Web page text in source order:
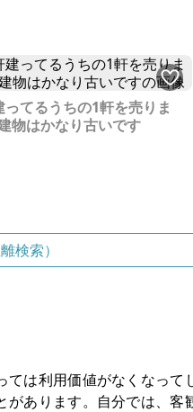
ってるうちの1軒を売りま
物はかなり古いです
検索）
ては利用価値がなくなって
あります。自分では、客